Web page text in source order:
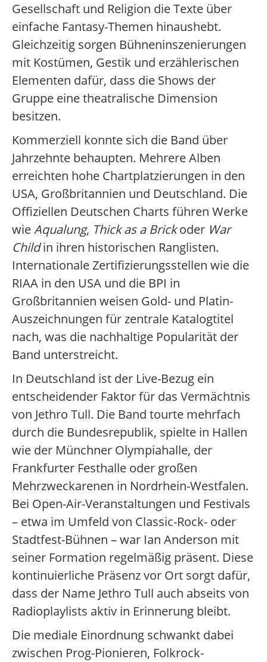
Gesellschaft und Religion die Texte über
einfache Fantasy-Themen hinaushebt.
Gleichzeitig sorgen Bühneninszenierungen
mit Kostümen, Gestik und erzählerischen
Elementen dafür, dass die Shows der
Gruppe eine theatralische Dimension
besitzen.
Kommerziell konnte sich die Band über
Jahrzehnte behaupten. Mehrere Alben
erreichten hohe Chartplatzierungen in den
USA, Großbritannien und Deutschland. Die
Offiziellen Deutschen Charts führen Werke
wieAqualung, Thick as a Brickoder War
Childin ihren historischen Ranglisten.
Internationale Zertifizierungsstellen wie die
RIAA in den USA und die BPI in
Großbritannien weisen Gold- und Platin-
Auszeichnungen für zentrale Katalogtitel
nach, was die nachhaltige Popularität der
Band unterstreicht.
In Deutschland ist der Live-Bezug ein
entscheidender Faktor für das Vermächtnis
von Jethro Tull. Die Band tourte mehrfach
durch die Bundesrepublik, spielte in Hallen
wie der Münchner Olympiahalle, der
Frankfurter Festhalle oder großen
Mehrzweckarenen in Nordrhein-Westfalen.
Bei Open-Air-Veranstaltungen und Festivals
– etwa im Umfeld von Classic-Rock- oder
Stadtfest-Bühnen – war Ian Anderson mit
seiner Formation regelmäßig präsent. Diese
kontinuierliche Präsenz vor Ort sorgt dafür,
dass der Name Jethro Tull auch abseits von
Radioplaylists aktiv in Erinnerung bleibt.
Die mediale Einordnung schwankt dabei
zwischen Prog-Pionieren, Folkrock-